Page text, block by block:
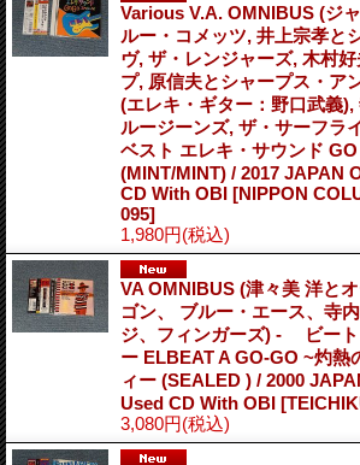
Various V.A. OMNIBUS (ジ
ルー・コメッツ, 井上宗孝と
ヴ, ザ・レンジャーズ, 木村
プ, 原信夫とシャープス・ア
(エレキ・ギター：野口武義
ルージーンズ, ザ・サーフラ
ベスト エレキ・サウンド
(MINT/MINT) / 2017 JAPAN
CD With OBI [NIPPON
095]
1,980円(税込)
VA OMNIBUS (津々美 洋と
ゴン、 ブルー・エース、寺
ジ、フィンガーズ) - ビート
ー ELBEAT A GO-GO ~灼熱
ィー (SEALED ) / 2000
Used CD With OBI
3,080円(税込)